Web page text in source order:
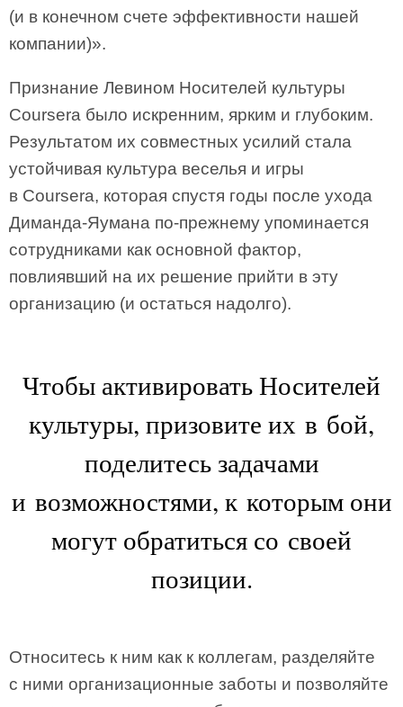
(и в конечном счете эффективности нашей
компании)».
Признание Левином Носителей культуры
Coursera было искренним, ярким и глубоким.
Результатом их совместных усилий стала
устойчивая культура веселья и игры
в Coursera, которая спустя годы после ухода
Диманда-Яумана по-прежнему упоминается
сотрудниками как основной фактор,
повлиявший на их решение прийти в эту
организацию (и остаться надолго).
Чтобы активировать Носителей
культуры, призовите их в бой,
поделитесь задачами
и возможностями, к которым они
могут обратиться со своей
позиции.
Относитесь к ним как к коллегам, разделяйте
с ними организационные заботы и позволяйте